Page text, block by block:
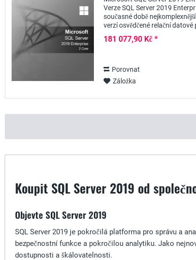
Verze SQL Server 2019
současné době
verzí osvědčené relační
nejnovější...
181 077,90 Kč *
Porovnat
Záložka
Koupit SQL Server 2019 od
Objevte SQL Server 2019
SQL Server 2019 je pokročilá platforma pro správu a
bezpečnostní funkce a pokročilou analytiku. Jako
dostupnosti a škálovatelnosti.